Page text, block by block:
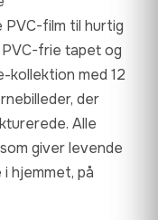
film til hurtig
frie tapet og
kollektion med 12
der
Alle
giver levende
hjemmet, på